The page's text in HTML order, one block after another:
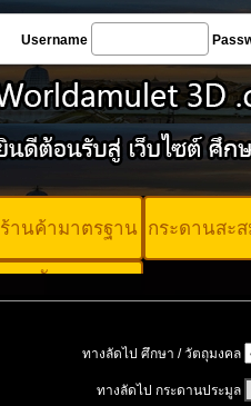
Username
ร้านค้ามาตรฐาน กระดานสะ
บัตรพระ
มาตรฐาน
ทางลัดไป ศึกษา / วัตถุมงคล
ทางลัดไป กระดานประมูล